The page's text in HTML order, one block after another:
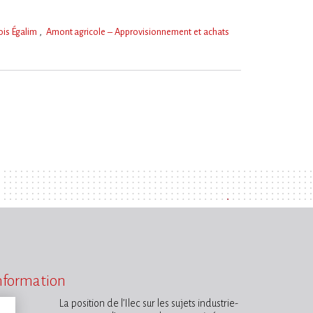
Égalim Amont agricole – Approvisionnement et achats
La position de l’Ilec sur les sujets industrie-